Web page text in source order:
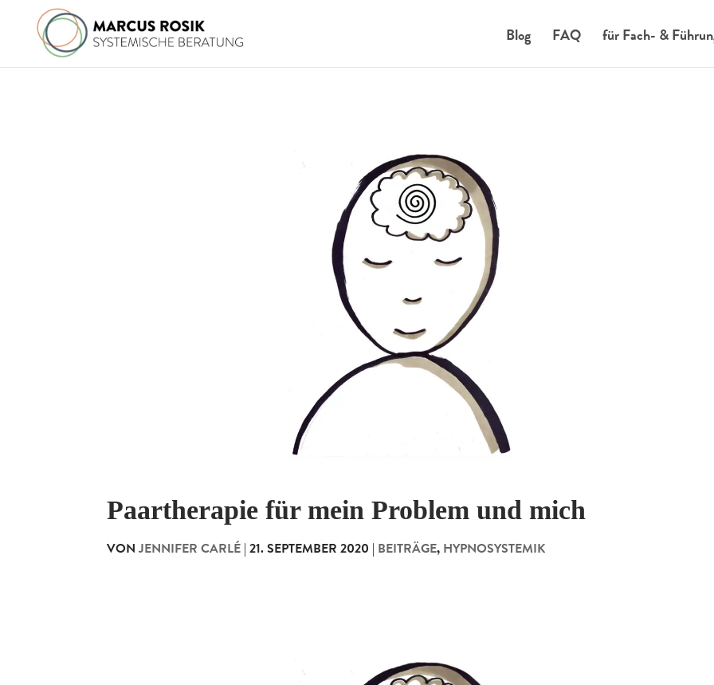
Blog FAQ für Fach- &
Paartherapie für mein Problem und mich
VONJENNIFER CARLÉ |21. SEPTEMBER 2020 | BEITRÄGE, HYPNOSYSTEMIK